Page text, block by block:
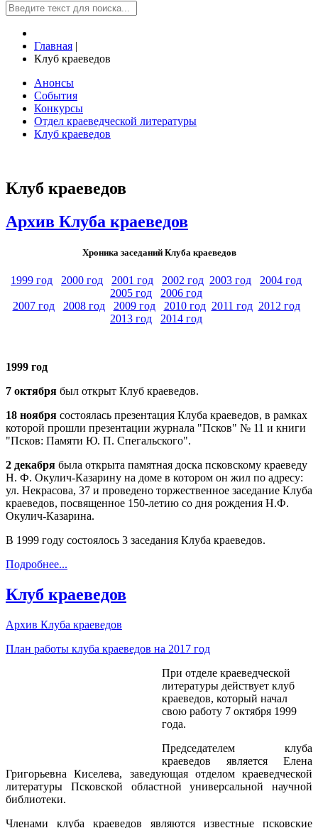
Главная |
Клуб краеведов
Анонсы
События
Конкурсы
Отдел краеведческой литературы
Клуб краеведов
Клуб краеведов
Архив Клуба краеведов
Хроника заседаний Клуба краеведов
1999 год 2000 год 2001 год 2002 год 2003 год
2004 год
2005 год
2006 год
2007 год
2008 год 2009 год 2010 год 2011 год 2012 год
2013 год
2014 год
1999 год
7 октября был открыт Клуб краеведов.
18 ноября состоялась презентация Клуба краеведов, в рамках
которой прошли презентации журнала "Псков" № 11 и книги
"Псков: Памяти Ю. П. Спегальского".
2 декабря была открыта памятная доска псковскому краеведу
Н. Ф. Окулич-Казарину на доме в котором он жил по адресу:
ул. Некрасова, 37 и проведено торжественное заседание Клуба
краеведов, посвященное 150-летию со дня рождения Н.Ф.
Окулич-Казарина.
В 1999 году состоялось 3 заседания Клуба краеведов.
Подробнее...
Клуб краеведов
Архив Клуба краеведов
План работы клуба краеведов на 2017 год
При отделе краеведческой
литературы действует клуб
краеведов, который начал
свою работу 7 октября 1999
года.
Председателем клуба
краеведов является Елена
Григорьевна Киселева, заведующая отделом краеведческой
литературы Псковской областной универсальной научной
библиотеки.
Членами клуба краеведов являются известные псковские